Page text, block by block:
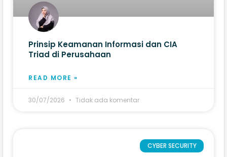
Prinsip Keamanan Informasi dan CIA
Triad di Perusahaan
READ MORE »
30/07/2026 Tidak ada komentar
CYBER SECURITY